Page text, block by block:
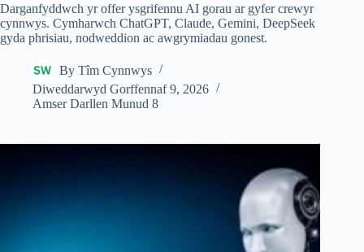
Darganfyddwch yr offer ysgrifennu AI gorau ar gyfer crewyr
cynnwys. Cymharwch ChatGPT, Claude, Gemini, DeepSeek
gyda phrisiau, nodweddion ac awgrymiadau gonest.
By Tîm Cynnwys
Diweddarwyd Gorffennaf 9, 2026
Amser Darllen Munud 8